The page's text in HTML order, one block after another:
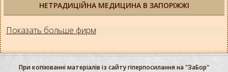
НЕТРАДИЦІЙНА МЕДИЦИНА В ЗАПОРІЖЖІ
Показать больше фирм
При копіюванні матеріалів із сайту гіперпосилання на "ЗаБор"